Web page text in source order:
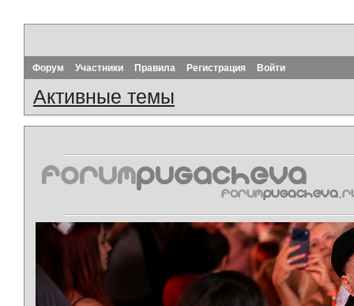
Форум Участники Правила Регистрация Войти
Активные темы